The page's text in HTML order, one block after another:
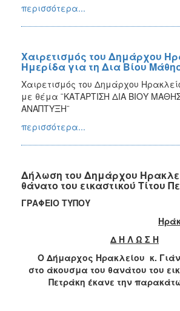
περισσότερα...
Χαιρετισμός του Δημάρχου
Ημερίδα για τη Δια Βίου
Χαιρετισμός του Δημάρχου
με θέμα ¨ΚΑΤΑΡΤΙΣΗ ΔΙΑ ΒΙΟΥ
ΑΝΑΠΤΥΞΗ¨
περισσότερα...
Δήλωση του Δημάρχου
θάνατο του εικαστικού Τίτου
ΓΡΑΦΕΙΟ ΤΥΠΟΥ
Δ Η Λ Ω Σ Η
Ο Δήμαρχος Ηρακλείου κ.
στο άκουσμα του θανάτου του
Πετράκη έκανε την